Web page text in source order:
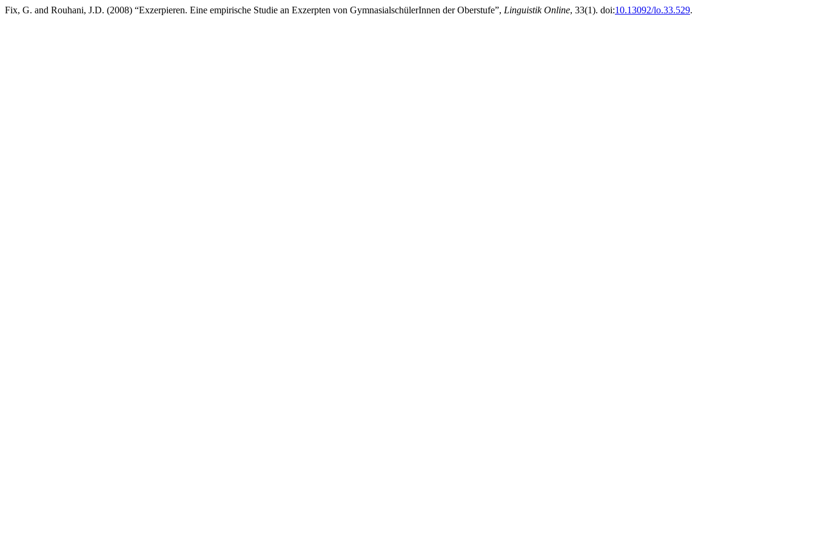
Fix, G. and Rouhani, J.D. (2008) “Exzerpieren. Eine empirische Studie an Exzerpten von GymnasialschülerInnen der Oberstufe”, Linguistik Online, 33(1). doi:10.13092/lo.33.529.